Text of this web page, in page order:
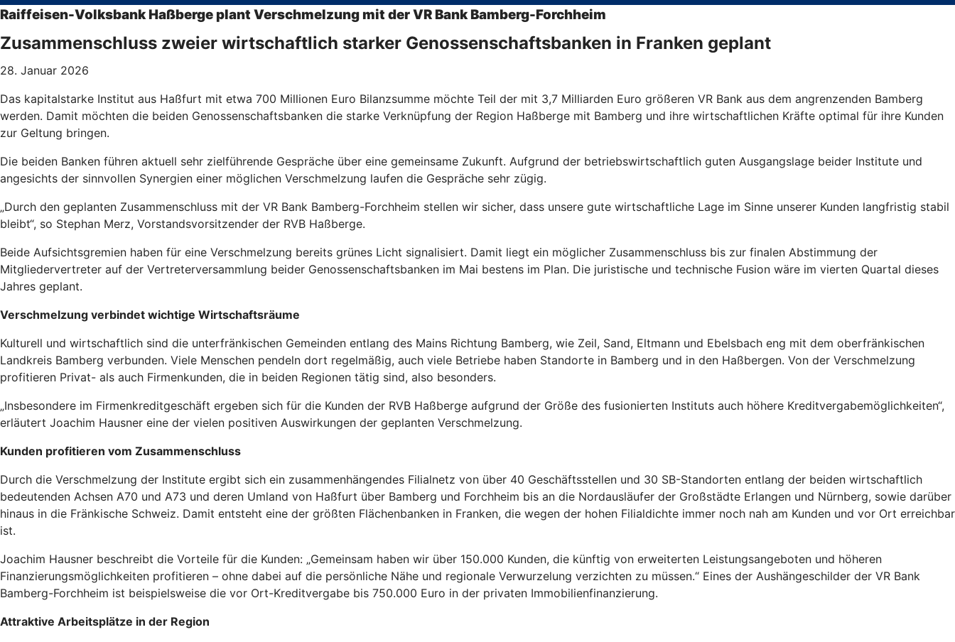
Raiffeisen-Volksbank Haßberge plant Verschmelzung mit der VR Bank Bamberg-Forchheim
Zusammenschluss zweier wirtschaftlich starker Genossenschaftsbanken in Franken geplant
28. Januar 2026
Das kapitalstarke Institut aus Haßfurt mit etwa 700 Millionen Euro Bilanzsumme möchte Teil der mit 3,7 Milliarden Euro größeren VR Bank aus dem angrenzenden Bamberg
werden. Damit möchten die beiden Genossenschaftsbanken die starke Verknüpfung der Region Haßberge mit Bamberg und ihre wirtschaftlichen Kräfte optimal für ihre Kunden
zur Geltung bringen.
Die beiden Banken führen aktuell sehr zielführende Gespräche über eine gemeinsame Zukunft. Aufgrund der betriebswirtschaftlich guten Ausgangslage beider Institute und
angesichts der sinnvollen Synergien einer möglichen Verschmelzung laufen die Gespräche sehr zügig.
„Durch den geplanten Zusammenschluss mit der VR Bank Bamberg-Forchheim stellen wir sicher, dass unsere gute wirtschaftliche Lage im Sinne unserer Kunden langfristig stabil
bleibt“, so Stephan Merz, Vorstandsvorsitzender der RVB Haßberge.
Beide Aufsichtsgremien haben für eine Verschmelzung bereits grünes Licht signalisiert. Damit liegt ein möglicher Zusammenschluss bis zur finalen Abstimmung der
Mitgliedervertreter auf der Vertreterversammlung beider Genossenschaftsbanken im Mai bestens im Plan. Die juristische und technische Fusion wäre im vierten Quartal dieses
Jahres geplant.
Verschmelzung verbindet wichtige Wirtschaftsräume
Kulturell und wirtschaftlich sind die unterfränkischen Gemeinden entlang des Mains Richtung Bamberg, wie Zeil, Sand, Eltmann und Ebelsbach eng mit dem oberfränkischen
Landkreis Bamberg verbunden. Viele Menschen pendeln dort regelmäßig, auch viele Betriebe haben Standorte in Bamberg und in den Haßbergen. Von der Verschmelzung
profitieren Privat- als auch Firmenkunden, die in beiden Regionen tätig sind, also besonders.
„Insbesondere im Firmenkreditgeschäft ergeben sich für die Kunden der RVB Haßberge aufgrund der Größe des fusionierten Instituts auch höhere Kreditvergabemöglichkeiten“,
erläutert Joachim Hausner eine der vielen positiven Auswirkungen der geplanten Verschmelzung.
Kunden profitieren vom Zusammenschluss
Durch die Verschmelzung der Institute ergibt sich ein zusammenhängendes Filialnetz von über 40 Geschäftsstellen und 30 SB-Standorten entlang der beiden wirtschaftlich
bedeutenden Achsen A70 und A73 und deren Umland von Haßfurt über Bamberg und Forchheim bis an die Nordausläufer der Großstädte Erlangen und Nürnberg, sowie darüber
hinaus in die Fränkische Schweiz. Damit entsteht eine der größten Flächenbanken in Franken, die wegen der hohen Filialdichte immer noch nah am Kunden und vor Ort erreichbar
ist.
Joachim Hausner beschreibt die Vorteile für die Kunden: „Gemeinsam haben wir über 150.000 Kunden, die künftig von erweiterten Leistungsangeboten und höheren
Finanzierungsmöglichkeiten profitieren – ohne dabei auf die persönliche Nähe und regionale Verwurzelung verzichten zu müssen.“ Eines der Aushängeschilder der VR Bank
Bamberg-Forchheim ist beispielsweise die vor Ort-Kreditvergabe bis 750.000 Euro in der privaten Immobilienfinanzierung.
Attraktive Arbeitsplätze in der Region